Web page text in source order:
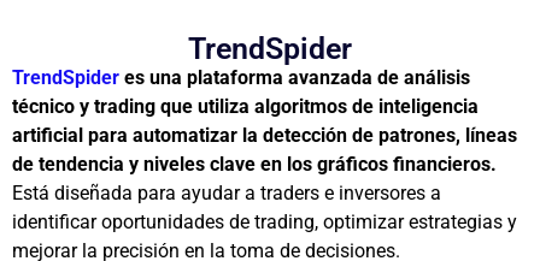
TrendSpider
TrendSpider es una plataforma avanzada de análisis
técnico y trading que utiliza algoritmos de inteligencia
artificial para automatizar la detección de patrones, líneas
de tendencia y niveles clave en los gráficos financieros.
Está diseñada para ayudar a traders e inversores a
identificar oportunidades de trading, optimizar estrategias y
mejorar la precisión en la toma de decisiones.